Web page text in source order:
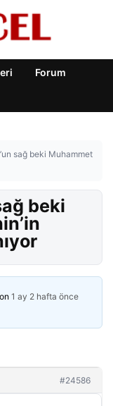
Forum
sağ beki Muhammet
beki
1 ay 2 hafta önce
#24586